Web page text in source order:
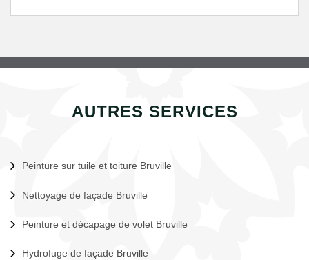
AUTRES SERVICES
Peinture sur tuile et toiture Bruville
Nettoyage de façade Bruville
Peinture et décapage de volet Bruville
Hydrofuge de façade Bruville